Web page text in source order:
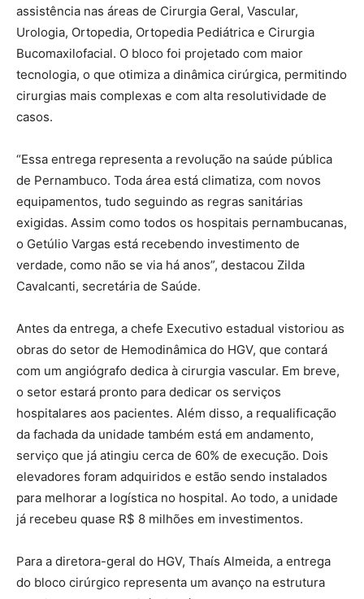
assistência nas áreas de Cirurgia Geral, Vascular,
Urologia, Ortopedia, Ortopedia Pediátrica e Cirurgia
Bucomaxilofacial. O bloco foi projetado com maior
tecnologia, o que otimiza a dinâmica cirúrgica, permitindo
cirurgias mais complexas e com alta resolutividade de
casos.
“Essa entrega representa a revolução na saúde pública
de Pernambuco. Toda área está climatiza, com novos
equipamentos, tudo seguindo as regras sanitárias
exigidas. Assim como todos os hospitais pernambucanas,
o Getúlio Vargas está recebendo investimento de
verdade, como não se via há anos”, destacou Zilda
Cavalcanti, secretária de Saúde.
Antes da entrega, a chefe Executivo estadual vistoriou as
obras do setor de Hemodinâmica do HGV, que contará
com um angiógrafo dedica à cirurgia vascular. Em breve,
o setor estará pronto para dedicar os serviços
hospitalares aos pacientes. Além disso, a requalificação
da fachada da unidade também está em andamento,
serviço que já atingiu cerca de 60% de execução. Dois
elevadores foram adquiridos e estão sendo instalados
para melhorar a logística no hospital. Ao todo, a unidade
já recebeu quase R$ 8 milhões em investimentos.
Para a diretora-geral do HGV, Thaís Almeida, a entrega
do bloco cirúrgico representa um avanço na estrutura